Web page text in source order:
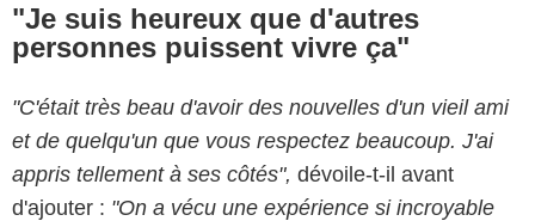
"Je suis heureux que d'autres
personnes puissent vivre ça"
"C'était très beau d'avoir des nouvelles d'un vieil ami
et de quelqu'un que vous respectez beaucoup. J'ai
appris tellement à ses côtés", dévoile-t-il avant
d'ajouter : "On a vécu une expérience si incroyable